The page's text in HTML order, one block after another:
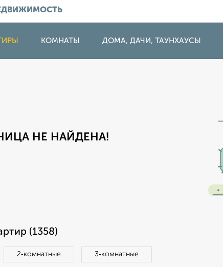
КОМНАТЫ ДОМА, ДАЧИ, ТАУНХАУСЫ
НЕ НАЙДЕНА!
(1358)
2‑комнатные 3‑комнатные